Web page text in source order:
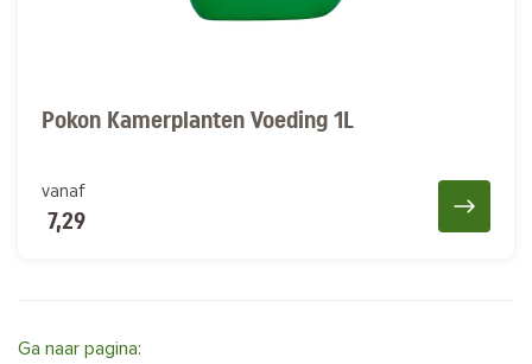
Pokon Kamerplanten Voeding 1L
vanaf
7,29
Ga naar pagina: